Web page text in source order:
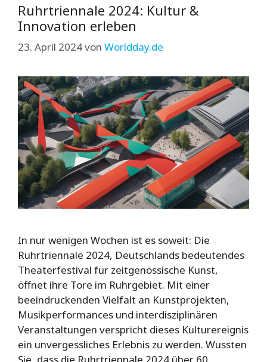
Ruhrtriennale 2024: Kultur &
Innovation erleben
23. April 2024von Worldday.de
In nur wenigen Wochen ist es soweit: Die
Ruhrtriennale 2024, Deutschlands bedeutendes
Theaterfestival für zeitgenössische Kunst,
öffnet ihre Tore im Ruhrgebiet. Mit einer
beeindruckenden Vielfalt an Kunstprojekten,
Musikperformances und interdisziplinären
Veranstaltungen verspricht dieses Kulturereignis
ein unvergessliches Erlebnis zu werden. Wussten
Sie, dass die Ruhrtriennale 2024 über 60